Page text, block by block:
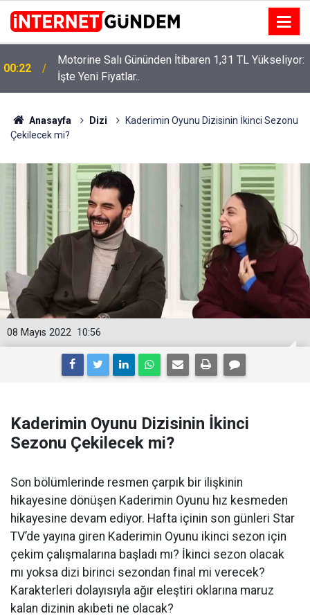
00:22
Motorine Salı Gününden İtibaren 1,31 TL Yükseliyor:
İşte Yeni Fiyatlar..
Anasayfa Dizi
Kaderimin Oyunu Dizisinin İkinci Sezonu
Çekilecek mi?
10:56
08 Mayıs 2022
Kaderimin Oyunu Dizisinin İkinci
Sezonu Çekilecek mi?
Son bölümlerinde resmen çarpık bir ilişkinin
hikayesine dönüşen Kaderimin Oyunu hız kesmeden
hikayesine devam ediyor. Hafta içinin son günleri Star
TV’de yayına giren Kaderimin Oyunu ikinci sezon için
çekim çalışmalarına başladı mı? İkinci sezon olacak
mı yoksa dizi birinci sezondan final mi verecek?
Karakterleri dolayısıyla ağır eleştiri oklarına maruz
kalan dizinin akıbeti ne olacak?